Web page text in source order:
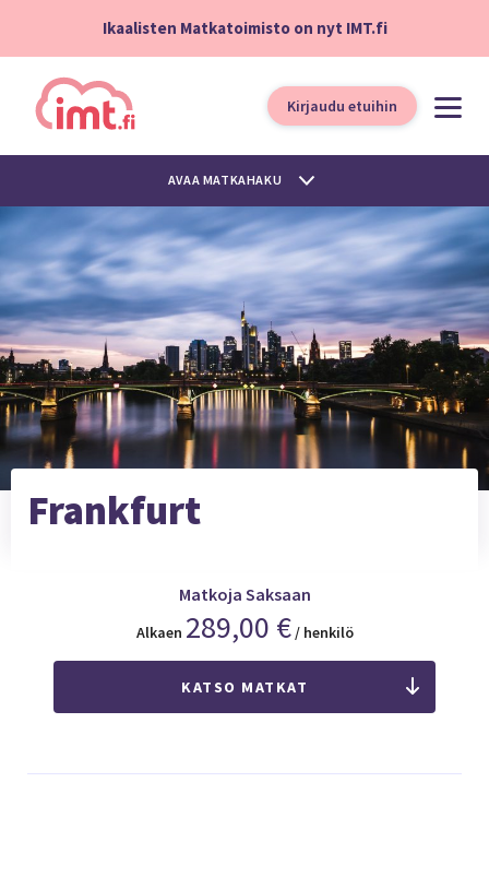
Ikaalisten Matkatoimisto on nyt IMT.fi
Kirjaudu etuihin
AVAA MATKAHAKU
Frankfurt
Matkoja Saksaan
Alkaen 289,00 €/ henkilö
KATSO MATKAT